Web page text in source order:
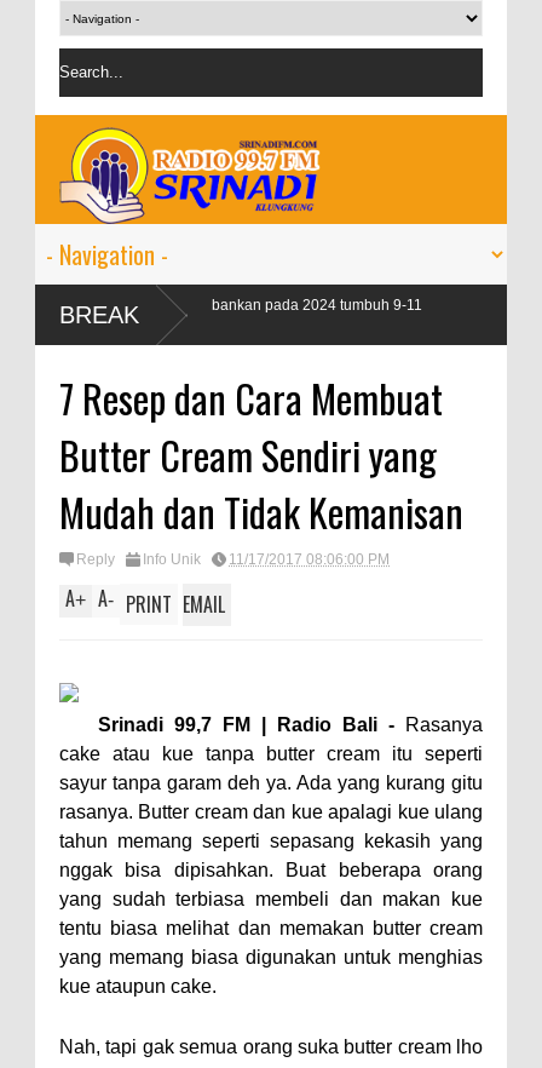
BREAK
perbankan pada 2024 tumbuh 9-11
7 Resep dan Cara Membuat
Butter Cream Sendiri yang
Mudah dan Tidak Kemanisan
Reply Info Unik 11/17/2017 08:06:00 PM
A+ A- PRINT EMAIL
Srinadi 99,7 FM | Radio Bali -
Rasanya
cake atau kue tanpa butter cream itu seperti
sayur tanpa garam deh ya. Ada yang kurang gitu
rasanya. Butter cream dan kue apalagi kue ulang
tahun memang seperti sepasang kekasih yang
nggak bisa dipisahkan. Buat beberapa orang
yang sudah terbiasa membeli dan makan kue
tentu biasa melihat dan memakan butter cream
yang memang biasa digunakan untuk menghias
kue ataupun cake.
Nah, tapi gak semua orang suka butter cream lho